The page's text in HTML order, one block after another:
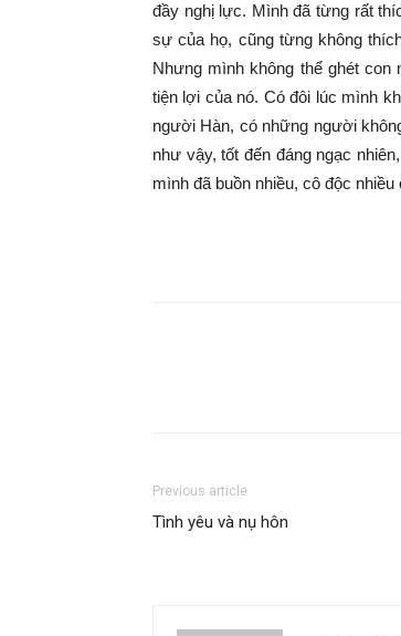
đầy nghị lực. Mình đã từng rất
sự của họ, cũng từng không
Nhưng mình không thể ghét
tiện lợi của nó. Có đôi lúc mình
người Hàn, có những người
như vậy, tốt đến đáng ngạc
mình đã buồn nhiều, cô độc
Previous article
Tình yêu và nụ hôn